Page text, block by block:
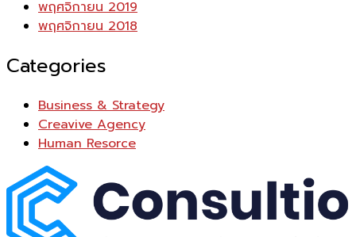
พฤศจิกายน 2019
พฤศจิกายน 2018
Categories
Business & Strategy
Creavive Agency
Human Resorce